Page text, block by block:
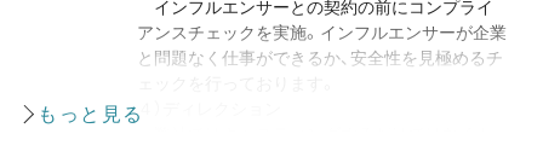
インフルエンサーとの契約の前にコンプライ
アンスチェックを実施。インフルエンサーが企業
と問題なく仕事ができるか、安全性を見極めるチ